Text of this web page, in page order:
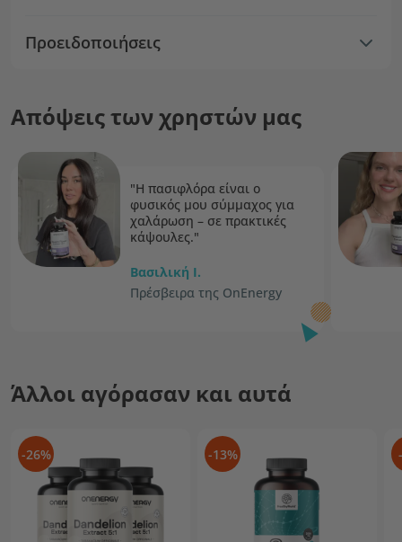
Προειδοποιήσεις
Απόψεις των χρηστών μας
"Η πασιφλόρα είναι ο
φυσικός μου σύμμαχος για
χαλάρωση – σε πρακτικές
κάψουλες."
Βασιλική I.
Πρέσβειρα της OnEnergy
Άλλοι αγόρασαν και αυτά
-26% -13%